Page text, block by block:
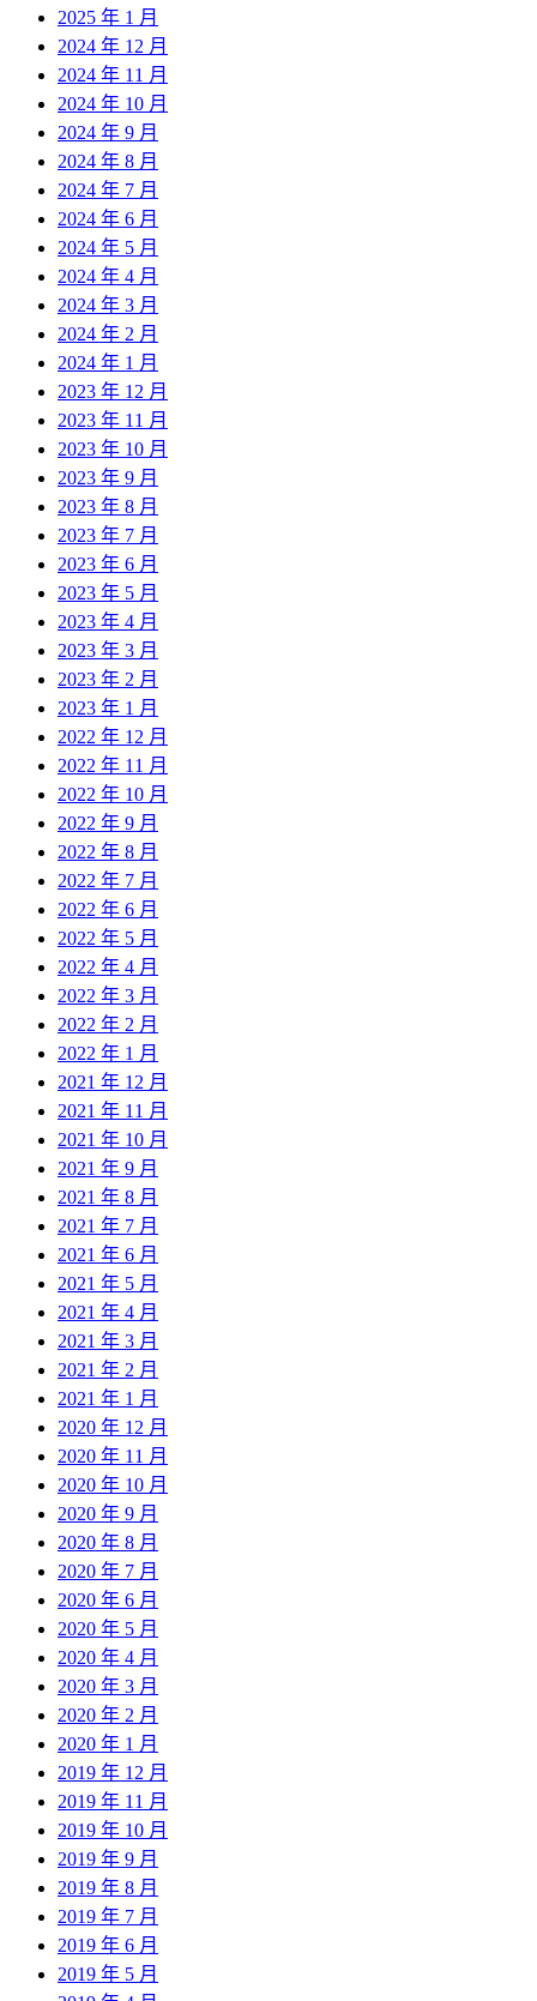
2025 年 1 月
2024 年 12 月
2024 年 11 月
2024 年 10 月
2024 年 9 月
2024 年 8 月
2024 年 7 月
2024 年 6 月
2024 年 5 月
2024 年 4 月
2024 年 3 月
2024 年 2 月
2024 年 1 月
2023 年 12 月
2023 年 11 月
2023 年 10 月
2023 年 9 月
2023 年 8 月
2023 年 7 月
2023 年 6 月
2023 年 5 月
2023 年 4 月
2023 年 3 月
2023 年 2 月
2023 年 1 月
2022 年 12 月
2022 年 11 月
2022 年 10 月
2022 年 9 月
2022 年 8 月
2022 年 7 月
2022 年 6 月
2022 年 5 月
2022 年 4 月
2022 年 3 月
2022 年 2 月
2022 年 1 月
2021 年 12 月
2021 年 11 月
2021 年 10 月
2021 年 9 月
2021 年 8 月
2021 年 7 月
2021 年 6 月
2021 年 5 月
2021 年 4 月
2021 年 3 月
2021 年 2 月
2021 年 1 月
2020 年 12 月
2020 年 11 月
2020 年 10 月
2020 年 9 月
2020 年 8 月
2020 年 7 月
2020 年 6 月
2020 年 5 月
2020 年 4 月
2020 年 3 月
2020 年 2 月
2020 年 1 月
2019 年 12 月
2019 年 11 月
2019 年 10 月
2019 年 9 月
2019 年 8 月
2019 年 7 月
2019 年 6 月
2019 年 5 月